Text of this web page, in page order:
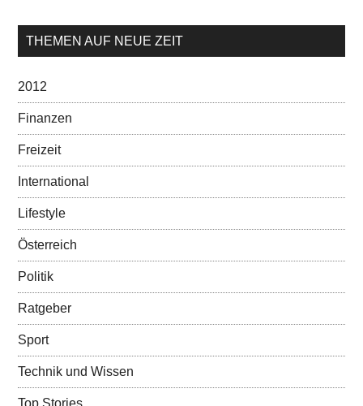
THEMEN AUF NEUE ZEIT
2012
Finanzen
Freizeit
International
Lifestyle
Österreich
Politik
Ratgeber
Sport
Technik und Wissen
Top Stories